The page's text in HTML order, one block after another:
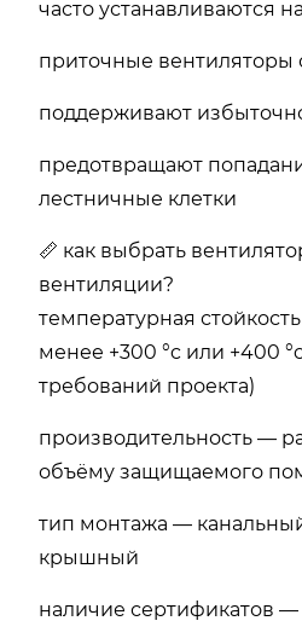
часто устанавливаются
приточные
поддерживают
предотвращают
лестничные клетки
📏 как выбрать
вентиляции?
температурная
менее +300 °c или +400
требований проекта)
производительность —
объёму защищаемого
тип монтажа —
крышный
наличие сертификатов —